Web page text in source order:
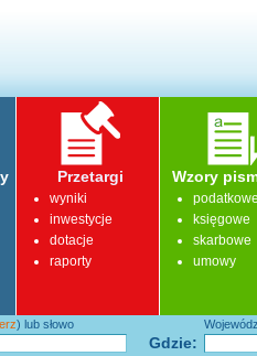
Przetargi
wyniki
inwestycje
dotacje
raporty
Wzory
księgowe
skarbowe
umowy
Gdzie:
) lub słowo